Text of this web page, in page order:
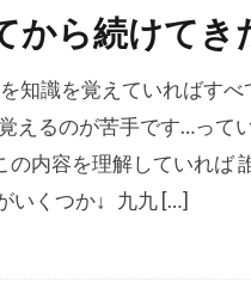
から続けてき
知識を覚えていればす
えるのが苦手です…って
内容を理解していれば
いくつか↓ 九九 […]